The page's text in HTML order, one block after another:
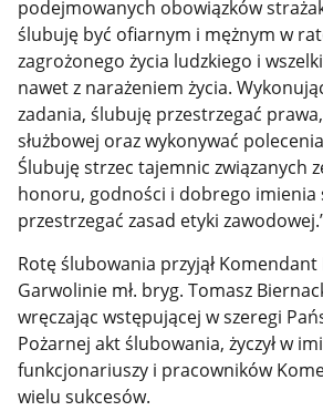
podejmowanych obowiązków
ślubuję być ofiarnym i mężnym w
zagrożonego życia ludzkiego i
nawet z narażeniem życia.
zadania, ślubuję przestrzegać
służbowej oraz wykonywać
Ślubuję strzec tajemnic związanych
honoru, godności i dobrego imienia
przestrzegać zasad etyki
Rotę ślubowania przyjął Komendant
Garwolinie mł. bryg. Tomasz
wręczając wstępującej w szeregi
Pożarnej akt ślubowania, życzył w
funkcjonariuszy i pracowników
wielu sukcesów.